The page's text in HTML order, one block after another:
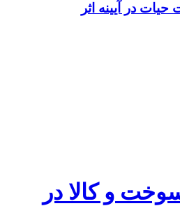
حیات در آیینه اثر
و کالا در